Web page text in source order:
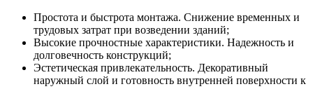
Простота и быстрота монтажа. Снижение временных и
трудовых затрат при возведении зданий;
Высокие прочностные характеристики. Надежность и
долговечность конструкций;
Эстетическая привлекательность. Декоративный
наружный слой и готовность внутренней поверхности к